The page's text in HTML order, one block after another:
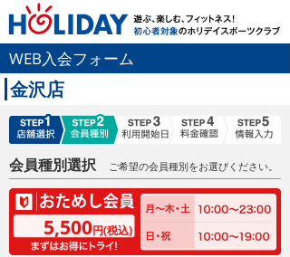
WEB入会フォーム
金沢店
会員種別選択 ご希望の会員種別をお選びください。
5,500円(税込)